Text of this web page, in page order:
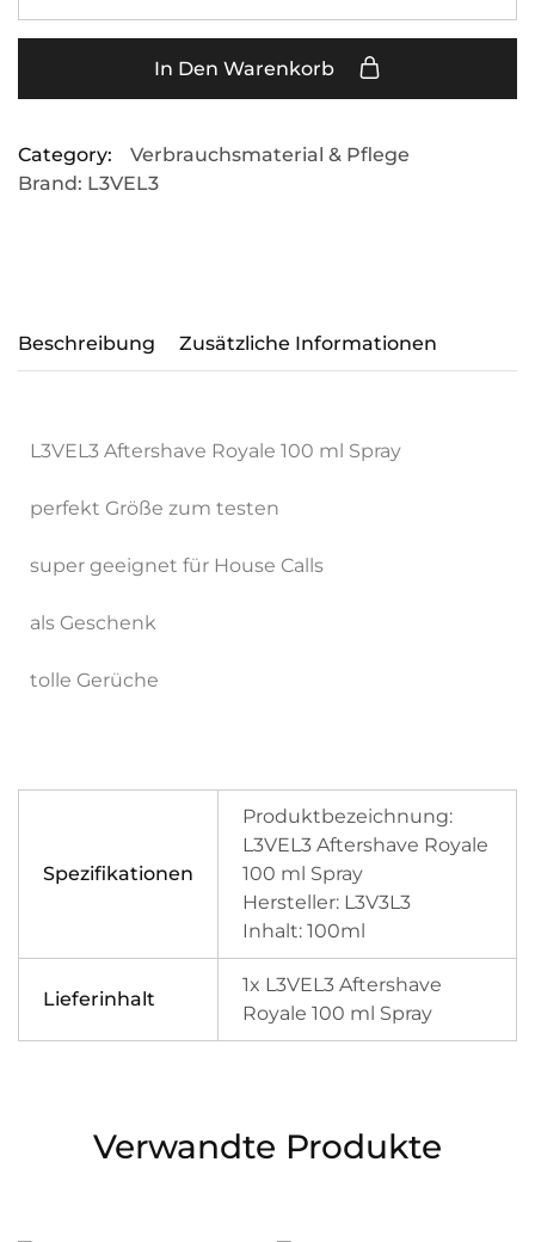
In Den Warenkorb
Category:
Verbrauchsmaterial & Pflege
Brand: L3VEL3
Beschreibung Zusätzliche Informationen
L3VEL3 Aftershave Royale 100 ml Spray
perfekt Größe zum testen
super geeignet für House Calls
als Geschenk
tolle Gerüche
Spezifikationen
Produktbezeichnung:
L3VEL3 Aftershave Royale
100 ml Spray
Hersteller: L3V3L3
Inhalt: 100ml
Lieferinhalt
1x L3VEL3 Aftershave
Royale 100 ml Spray
Verwandte Produkte